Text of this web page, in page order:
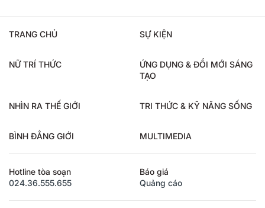
TRANG CHỦ SỰ KIỆN
NỮ TRÍ THỨC
ỨNG DỤNG & ĐỔI MỚI SÁNG
TẠO
NHÌN RA THẾ GIỚI TRI THỨC & KỸ NĂNG SỐNG
BÌNH ĐẲNG GIỚI MULTIMEDIA
Hotline tòa soạn
024.36.555.655
Báo giá
Quảng cáo